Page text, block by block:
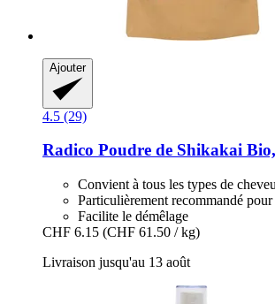
Ajouter
4.5 (29)
Radico Poudre de Shikakai
Convient à tous les types de
Particulièrement recommandé
Facilite le démêlage
CHF 6.15 (CHF 61.50 / kg)
Livraison jusqu'au 13 août